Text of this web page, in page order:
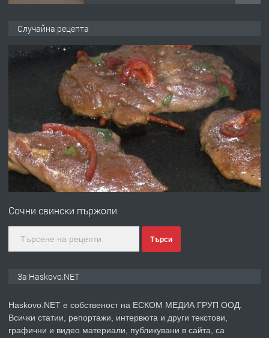
преди 4 дни
№4120 Магазин/Офис под наем в кв.
Любен Каравелов, Хасково-близо до
градската градина!
преди 4 дни
ПРЕДЛАГА
ПРОСТОРЕН ТРИСТАЕН
КУБА
преди 5 дни
Случайна рецепта
Сочни свински пържоли
Търси
За Haskovo.NET
Haskovo.NET е собственост на ЕСКОМ МЕДИА ГРУП ООД.
Всички статии, репортажи, интервюта и други текстови,
графични и видео материали, публикувани в сайта, са